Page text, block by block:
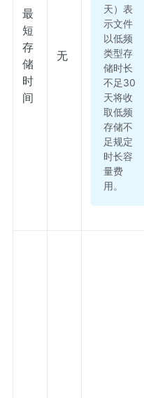
最
短
存
储
时
间
无
天）表
示文件
以低频
类型存
储时长
不足30
天将收
取低频
存储不
足规定
时长容
量费
用。